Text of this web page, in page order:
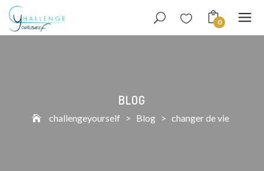
0
BLOG
challengeyourself > Blog > changer de vie